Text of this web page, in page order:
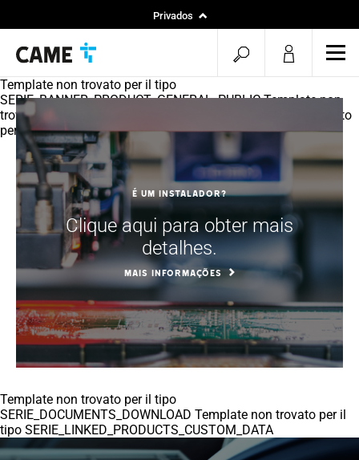
Privados
pesquisa
aberta
Template non trovato per il tipo
SERIE_BANNER_PRODUCT_GENERAL_PUBLIC Template non
trovato per il tipo SERIE_MAIN_FEATURE Template non trovato
per il tipo SERIE_SLIDER_PRODUCT_CARDS
É um instalador?
Clique aqui para obter mais
detalhes.
MAIS INFORMAÇÕES
Template non trovato per il tipo
SERIE_DOCUMENTS_DOWNLOAD Template non trovato per il
tipo SERIE_LINKED_PRODUCTS_CUSTOM_DATA